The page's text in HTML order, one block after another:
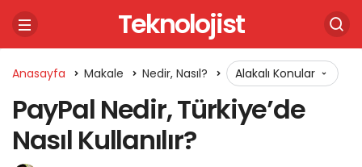
Teknolojist
Anasayfa Makale Nedir, Nasıl? Alakalı Konular
PayPal Nedir, Türkiye’de
Nasıl Kullanılır?